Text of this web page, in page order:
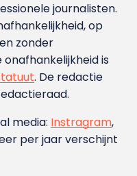
journalisten.
op
zonder
is
. De redactie
media: Instragram,
per jaar verschijnt